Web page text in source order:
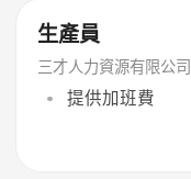
生產員
三才人力資源有限公司
提供加班費